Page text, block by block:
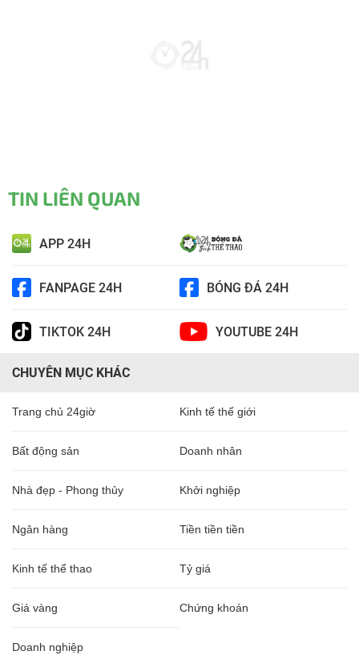
TIN LIÊN QUAN
APP 24H
FANPAGE 24H BÓNG ĐÁ 24H
TIKTOK 24H YOUTUBE 24H
CHUYÊN MỤC KHÁC
Trang chủ 24giờ Kinh tế thế giới
Bất động sản Doanh nhân
Nhà đẹp - Phong thủy Khởi nghiệp
Ngân hàng Tiền tiền tiền
Kinh tế thể thao Tỷ giá
Giá vàng Chứng khoán
Doanh nghiệp